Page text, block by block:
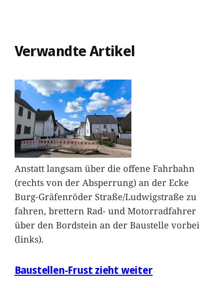
Verwandte Artikel
Anstatt langsam über die offene Fahrbahn
(rechts von der Absperrung) an der Ecke
Burg-Gräfenröder Straße/Ludwigstraße zu
fahren, brettern Rad- und Motorradfahrer
über den Bordstein an der Baustelle vorbei
(links).
Baustellen-Frust zieht weiter